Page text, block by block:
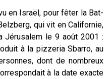
en Israël, pour fêter la Bat-
qui vit en Californie,
Jérusalem le 9 août 2001 :
à la pizzeria Sbarro, au
dont de nombreux
à la date exacte